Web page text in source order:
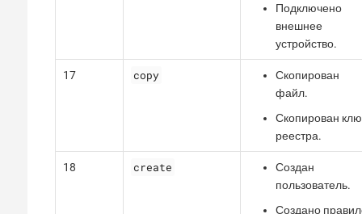
Подключено
внешнее
устройство.
17 copy
Скопирован
файл.
Скопирован
реестра.
18 create
Создан
пользователь.
Создано